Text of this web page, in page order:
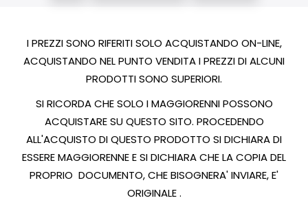
I PREZZI SONO RIFERITI SOLO ACQUISTANDO ON-LINE,
ACQUISTANDO NEL PUNTO VENDITA I PREZZI DI ALCUNI
PRODOTTI SONO SUPERIORI.
SI RICORDA CHE SOLO I MAGGIORENNI POSSONO
ACQUISTARE SU QUESTO SITO. PROCEDENDO
ALL'ACQUISTO DI QUESTO PRODOTTO SI DICHIARA DI
ESSERE MAGGIORENNE E SI DICHIARA CHE LA COPIA DEL
PROPRIO DOCUMENTO, CHE BISOGNERA' INVIARE, E'
ORIGINALE .